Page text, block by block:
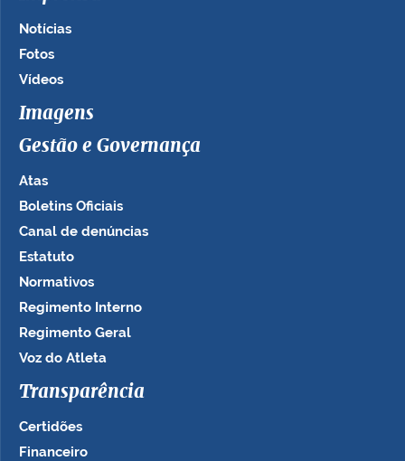
Notícias
Fotos
Vídeos
Imagens
Gestão e Governança
Atas
Boletins Oficiais
Canal de denúncias
Estatuto
Normativos
Regimento Interno
Regimento Geral
Voz do Atleta
Transparência
Certidões
Financeiro